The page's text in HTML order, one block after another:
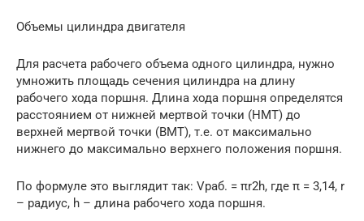
Объемы цилиндра двигателя
Для расчета рабочего объема одного цилиндра, нужно
умножить площадь сечения цилиндра на длину
рабочего хода поршня. Длина хода поршня определятся
расстоянием от нижней мертвой точки (НМТ) до
верхней мертвой точки (ВМТ), т.е. от максимально
нижнего до максимально верхнего положения поршня.
По формуле это выглядит так: Vраб. = πr2h, где π = 3,14, r
– радиус, h – длина рабочего хода поршня.